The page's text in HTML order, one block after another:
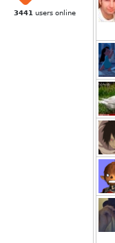
3441 users online